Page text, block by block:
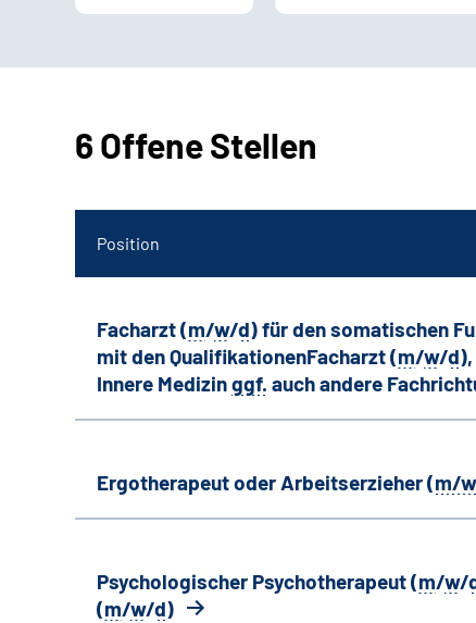
6 Offene Stellen
Position
Facharzt (m/w/d) für den somatischen
mit den QualifikationenFacharzt (m/w/d
Innere Medizinggf. auch andere
Ergotherapeut oder Arbeitserzieher (m/
Psychologischer Psychotherapeut (m/w/
(m/w/d)